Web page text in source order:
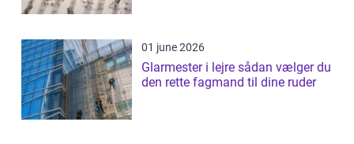
01 june 2026
Glarmester i lejre sådan vælger du
den rette fagmand til dine ruder